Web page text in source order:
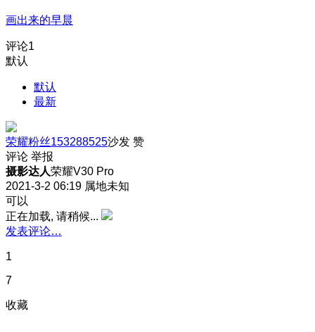
画出来的早晨
评论1
默认
默认
最新
荣耀粉丝153288525沙发 赞
评论 举报
摄影达人荣耀V30 Pro
2021-3-2 06:19 属地未知
可以
正在加载, 请稍候...
发表评论…
1
7
收藏